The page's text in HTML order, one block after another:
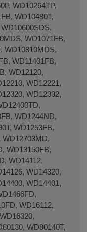
WD10264TP,
WD10480T,
WD1071FB,
WD10810MDS,
WD11401FB,
WD12120,
WD12221,
WD12332,
WD1244ND,
WD1253FB,
WD12703MD,
WD13150FB,
WD14112,
WD14320,
WD14401,
WD16112,
WD80140T,